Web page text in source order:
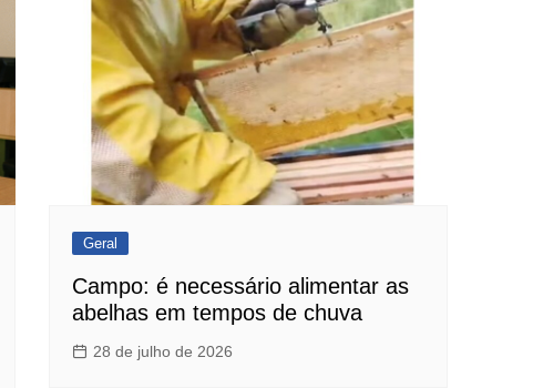
Geral
Campo: é necessário alimentar as
abelhas em tempos de chuva
28 de julho de 2026